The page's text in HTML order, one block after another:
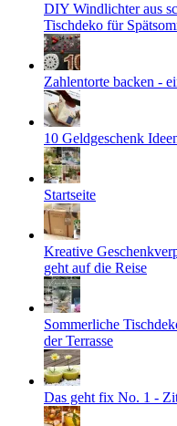
DIY Windlichter aus
Tischdeko für
Zahlentorte backen -
10 Geldgeschenk
Startseite
Kreative
geht auf die Reise
Sommerliche
der Terrasse
Das geht fix No. 1 -